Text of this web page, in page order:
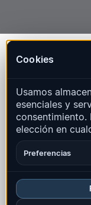
Cookies
Usamos
esenciales y
consentimiento.
elección en
Preferencias
Mapa en
Abrir mapa
Resumen Mapa
FAQ